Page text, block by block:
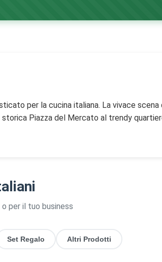
per la cucina italiana. La vivace
Piazza del Mercato al trendy
per il tuo business
Set Regalo Altri Prodotti